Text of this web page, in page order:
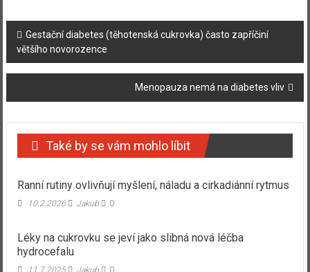
Navigace
příspěvku
Gestační diabetes (těhotenská cukrovka) často zapříčiní
většího novorozence
Menopauza nemá na diabetes vliv
Také by se vám mohlo líbit
Ranní rutiny ovlivňují myšlení, náladu a cirkadiánní rytmus
10.2.2026 Jakub 0
Léky na cukrovku se jeví jako slibná nová léčba
hydrocefalu
11.7.2025 Jakub 0